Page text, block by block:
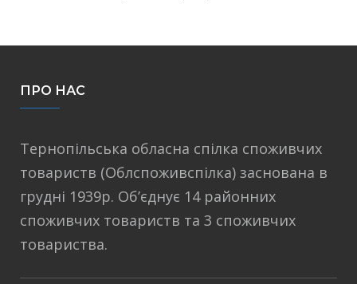
ПРО НАС
Тернопільська обласна спілка споживчих
товариств (Облспоживспілка) заснована в
грудні 1939р. Об’єднує 14 районних
споживчих товариств та 3 споживчих
товариства.